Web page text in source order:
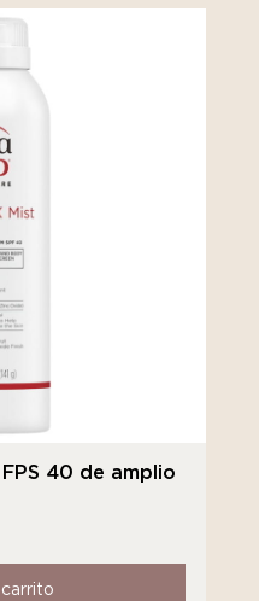
40 de amplio